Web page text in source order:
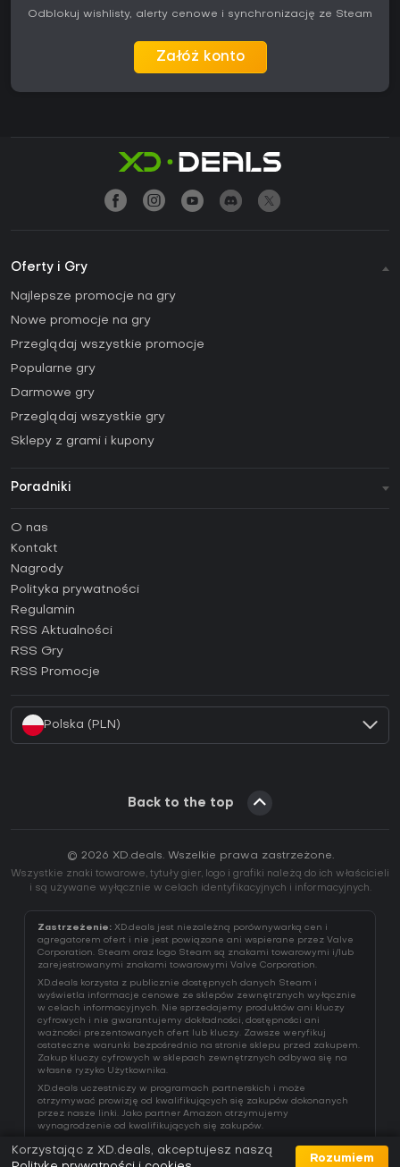
Odblokuj wishlisty, alerty cenowe i synchronizację ze Steam
Załóż konto
Oferty i Gry
Najlepsze promocje na gry
Nowe promocje na gry
Przeglądaj wszystkie promocje
Popularne gry
Darmowe gry
Przeglądaj wszystkie gry
Sklepy z grami i kupony
Poradniki
Poradniki
Jak aktywować klucz Steam (CD Key)?
Jak aktywować klucz Epic Games (CD Key)?
Jak aktywować klucz GOG (CD Key)?
Jak aktywować klucz Ubisoft Connect (CD Key)?
O nas
Kontakt
Nagrody
Polityka prywatności
Regulamin
RSS Aktualności
RSS Gry
RSS Promocje
Polska (PLN)
Back to the top
© 2026 XD.deals. Wszelkie prawa zastrzeżone.
Wszystkie znaki towarowe, tytuły gier, logo i grafiki należą do ich właścicieli
i są używane wyłącznie w celach identyfikacyjnych i informacyjnych.
Zastrzeżenie: XD.deals jest niezależną porównywarką cen i
agregatorem ofert i nie jest powiązane ani wspierane przez Valve
Corporation. Steam oraz logo Steam są znakami towarowymi i/lub
zarejestrowanymi znakami towarowymi Valve Corporation.
XD.deals korzysta z publicznie dostępnych danych Steam i
wyświetla informacje cenowe ze sklepów zewnętrznych wyłącznie
w celach informacyjnych. Nie sprzedajemy produktów ani kluczy
cyfrowych i nie gwarantujemy dokładności, dostępności ani
ważności prezentowanych ofert lub kluczy. Zawsze weryfikuj
ostateczne warunki bezpośrednio na stronie sklepu przed zakupem.
Zakup kluczy cyfrowych w sklepach zewnętrznych odbywa się na
własne ryzyko Użytkownika.
XD.deals uczestniczy w programach partnerskich i może
otrzymywać prowizję od kwalifikujących się zakupów dokonanych
przez nasze linki. Jako partner Amazon otrzymujemy
wynagrodzenie od kwalifikujących się zakupów.
Korzystając z XD.deals, akceptujesz naszą
Rozumiem